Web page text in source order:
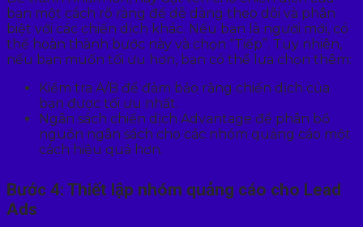
bạn một cách rõ ràng để dễ dàng theo dõi và phân
biệt với các chiến dịch khác. Nếu bạn là người mới, có
thể hoàn thành bước này và chọn “Tiếp”. Tuy nhiên,
nếu bạn muốn tối ưu hơn, bạn có thể lựa chọn thêm:
Kiểm tra A/B để đảm bảo rằng chiến dịch của
bạn được tối ưu nhất.
Ngân sách chiến dịch Advantage để phân bổ
nguồn ngân sách cho các nhóm quảng cáo một
cách hiệu quả hơn.
Bước 4: Thiết lập nhóm quảng cáo cho Lead
Ads